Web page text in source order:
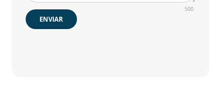
500
ENVIAR